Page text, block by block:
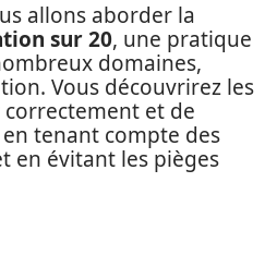
allons aborder la
sur 20, une pratique
domaines,
Vous découvrirez les
et de
tenant compte des
en évitant les pièges